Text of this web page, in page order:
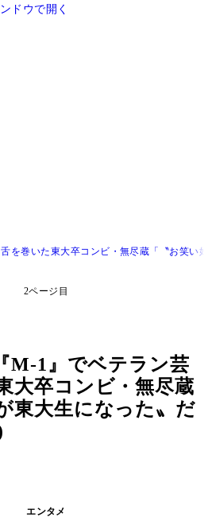
ドウで開く
舌を巻いた東大卒コンビ・無尽蔵「〝お笑い
2ページ目
M-1』でベテラン芸
大卒コンビ・無尽蔵
東大生になった〟だ
エンタメ